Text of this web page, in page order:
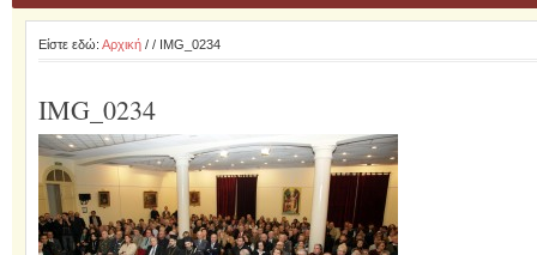
Είστε εδώ: Αρχική/ / IMG_0234
IMG_0234